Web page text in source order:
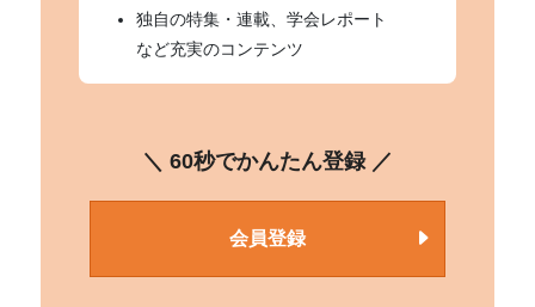
独自の特集・連載、学会レポート
など充実のコンテンツ
＼ 60秒でかんたん登録 ／
会員登録